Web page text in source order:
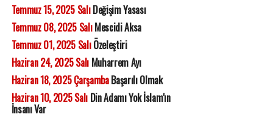
Temmuz 15, 2025 SalıDeğişim Yasası
Temmuz 08, 2025 SalıMescidi Aksa
Temmuz 01, 2025 SalıÖzeleştiri
Haziran 24, 2025 SalıMuharrem Ayı
Haziran 18, 2025 ÇarşambaBaşarılı Olmak
Haziran 10, 2025 SalıDin Adamı Yok İslam'ın
İnsanı Var